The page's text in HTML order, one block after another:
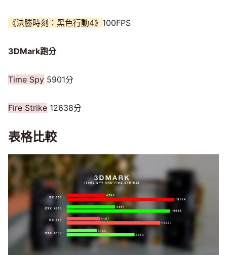
《決勝時刻：黑色行動4》 100FPS
3DMark跑分
Time Spy 5901分
Fire Strike 12638分
表格比較